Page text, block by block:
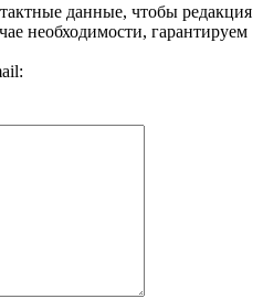
данные, чтобы редакция
необходимости, гарантируем